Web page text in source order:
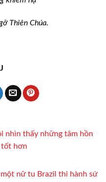
Thiên Chúa.
nhìn thấy những tâm hồn
tốt hơn
nữ tu Brazil thi hành sứ